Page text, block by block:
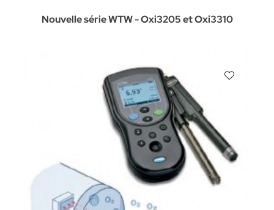
Nouvelle série WTW - Oxi3205 et Oxi3310